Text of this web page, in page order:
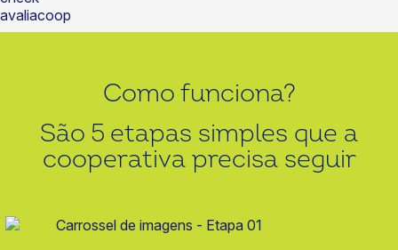
Como funciona?
São 5 etapas simples que a
cooperativa precisa seguir